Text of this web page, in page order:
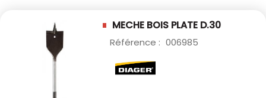
MECHE BOIS PLATE D.30
Référence : 006985